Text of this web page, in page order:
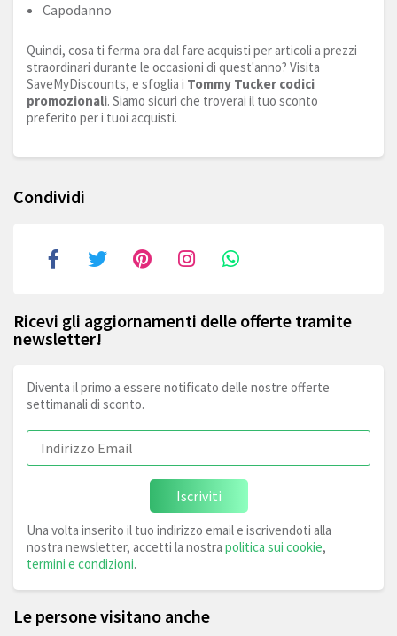
Capodanno
Quindi, cosa ti ferma ora dal fare acquisti per articoli a prezzi
straordinari durante le occasioni di quest'anno? Visita
SaveMyDiscounts, e sfoglia i Tommy Tucker codici
promozionali. Siamo sicuri che troverai il tuo sconto
preferito per i tuoi acquisti.
Condividi
Ricevi gli aggiornamenti delle offerte tramite
newsletter!
Diventa il primo a essere notificato delle nostre offerte
settimanali di sconto.
Iscriviti
Una volta inserito il tuo indirizzo email e iscrivendoti alla
nostra newsletter, accetti la nostra politica sui cookie,
termini e condizioni.
Le persone visitano anche